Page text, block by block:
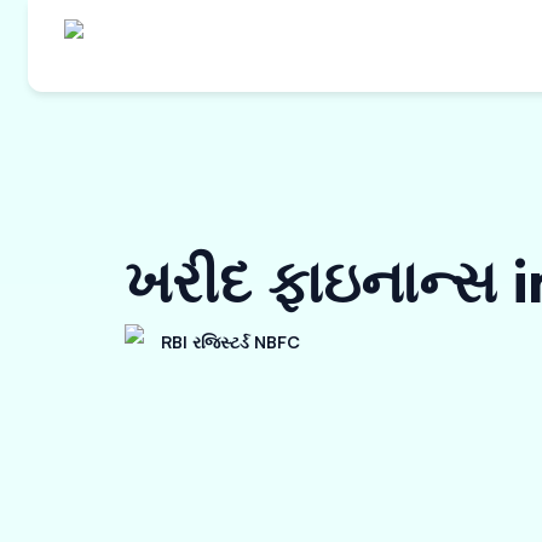
ખરીદ ફાઇનાન્સ
RBI રજિસ્ટર્ડ NBFC